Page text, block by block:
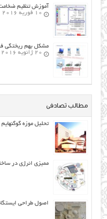
آموزش تنظیم
10 فوریه 2016
مشکل بهم ریختگی
20 ژانویه 2016
مطالب تصادفی
تحلیل موزه
ممیزی انرژی در
اصول طراحي